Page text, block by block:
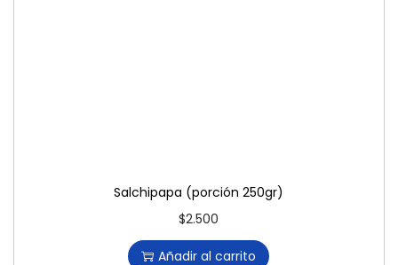
Salchipapa (porción 250gr)
$2.500
Añadir al carrito